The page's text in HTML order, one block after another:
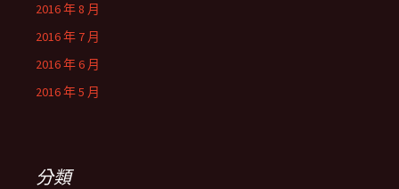
2016 年 8 月
2016 年 7 月
2016 年 6 月
2016 年 5 月
分類